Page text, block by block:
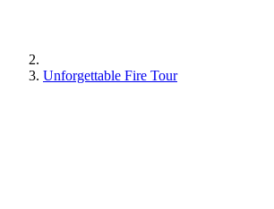
Unforgettable Fire Tour